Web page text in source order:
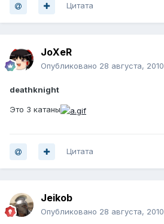
Цитата
JoXeR
Опубликовано 28 августа, 2010
deathknight
Это 3 катаны
Цитата
Jeikob
Опубликовано 28 августа, 2010